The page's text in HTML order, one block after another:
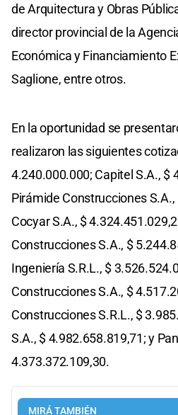
de Arquitectura y Obras
director provincial de la
Económica y Financiamiento
Saglione, entre otros.
En la oportunidad se
realizaron las siguientes
4.240.000.000; Capitel S.A., $
Pirámide Construcciones
Cocyar S.A., $
Construcciones S.A., $
Ingeniería S.R.L., $
Construcciones S.A., $
Construcciones S.R.L., $
S.A., $ 4.982.658.819,71; y
4.373.372.109,30.
MIRÁ TAMBIÉN